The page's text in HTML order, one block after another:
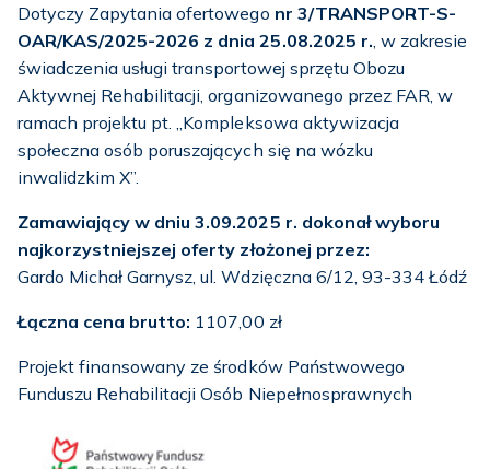
Dotyczy Zapytania ofertowego nr 3/TRANSPORT-S-
OAR/KAS/2025-2026 z dnia 25.08.2025 r. , w zakresie
świadczenia usługi transportowej sprzętu Obozu
Aktywnej Rehabilitacji, organizowanego przez FAR, w
ramach projektu pt. „Kompleksowa aktywizacja
społeczna osób poruszających się na wózku
inwalidzkim X”.
Zamawiający w dniu 3.09.2025 r. dokonał wyboru
najkorzystniejszej oferty złożonej przez:
Gardo Michał Garnysz, ul. Wdzięczna 6/12, 93-334 Łódź
Łączna cena brutto: 1107,00 zł
Projekt finansowany ze środków Państwowego
Funduszu Rehabilitacji Osób Niepełnosprawnych